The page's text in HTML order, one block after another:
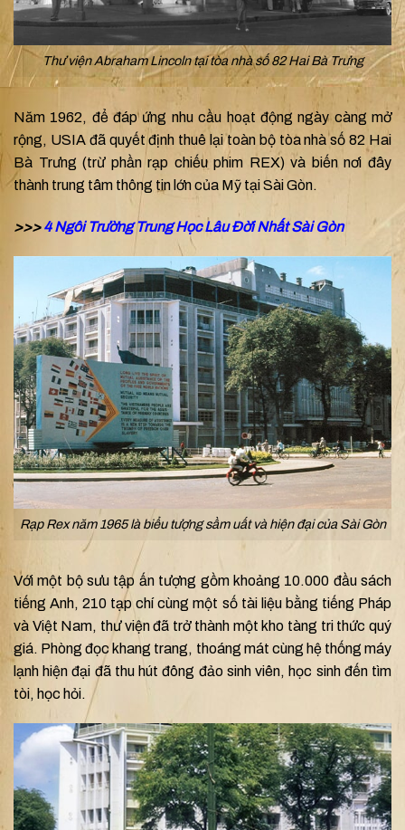
Thư viện Abraham Lincoln tại tòa nhà số 82 Hai Bà Trưng
Năm 1962, để đáp ứng nhu cầu hoạt động ngày càng mở
rộng, USIA đã quyết định thuê lại toàn bộ tòa nhà số 82 Hai
Bà Trưng (trừ phần rạp chiếu phim REX) và biến nơi đây
thành trung tâm thông tin lớn của Mỹ tại Sài Gòn.
>>>4 Ngôi Trường Trung Học Lâu Đời Nhất Sài Gòn
Rạp Rex năm 1965 là biểu tượng sầm uất và hiện đại của Sài Gòn
Với một bộ sưu tập ấn tượng gồm khoảng 10.000 đầu sách
tiếng Anh, 210 tạp chí cùng một số tài liệu bằng tiếng Pháp
và Việt Nam, thư viện đã trở thành một kho tàng tri thức quý
giá. Phòng đọc khang trang, thoáng mát cùng hệ thống máy
lạnh hiện đại đã thu hút đông đảo sinh viên, học sinh đến tìm
tòi, học hỏi.